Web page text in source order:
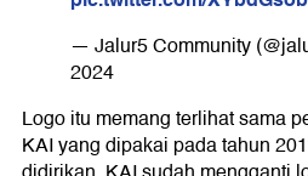
— Jalur5 Community
2024
Logo itu memang terlihat sama
KAI yang dipakai pada tahun